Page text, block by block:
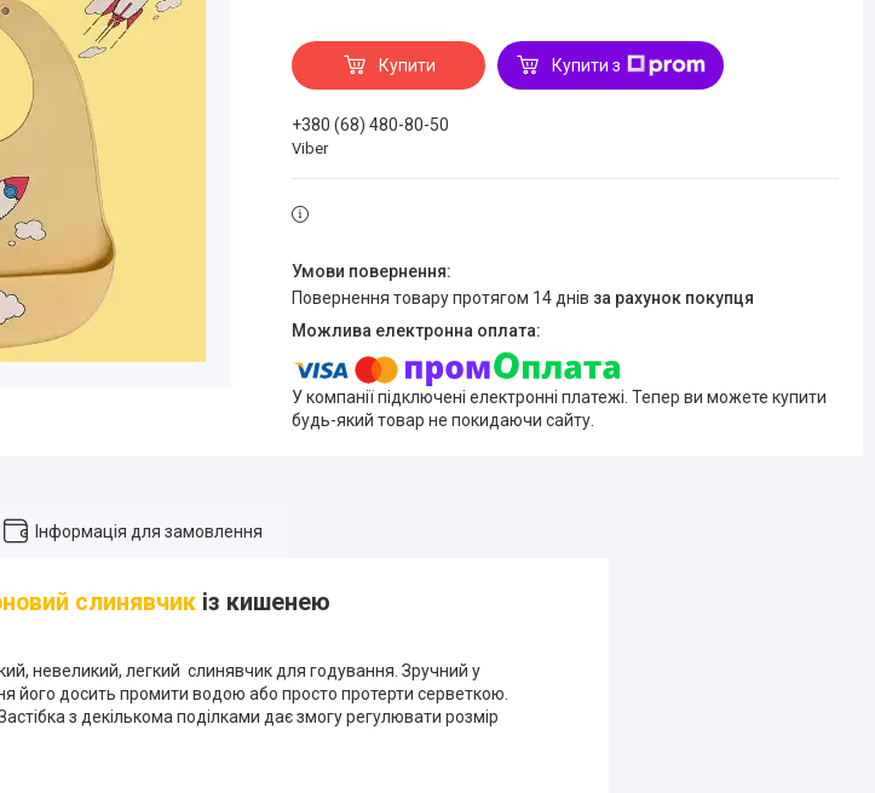
Купити Купити з
+380 (68) 480-80-50
Viber
повернення товару протягом 14 днів за рахунок покупця
У компанії підключені електронні платежі. Тепер ви можете купити
будь-який товар не покидаючи сайту.
Інформація для замовлення
слинявчик із кишенею
невеликий, легкий слинявчик для годування. Зручний у
його досить промити водою або просто протерти серветкою.
з декількома поділками дає змогу регулювати розмір